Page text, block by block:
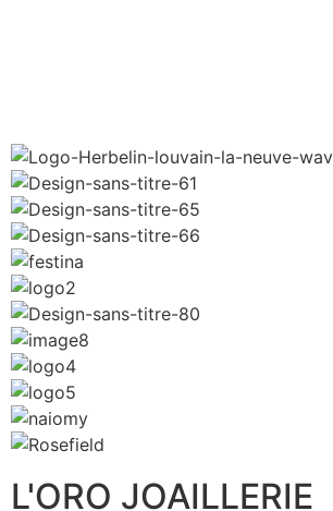
L'ORO JOAILLERIE